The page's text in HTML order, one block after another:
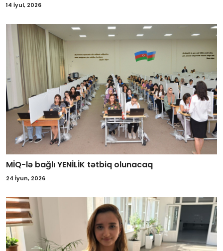
14 İyul, 2026
MİQ-lə bağlı YENİLİK tətbiq olunacaq
24 İyun, 2026